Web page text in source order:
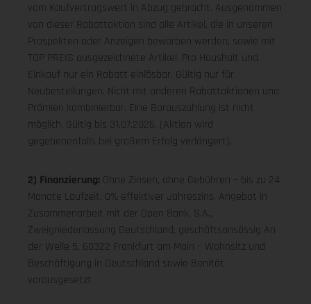
vom Kaufvertragswert in Abzug gebracht. Ausgenommen
von dieser Rabattaktion sind alle Artikel, die in unseren
Prospekten oder Anzeigen beworben werden, sowie mit
TOP PREIS ausgezeichnete Artikel. Pro Haushalt und
Einkauf nur ein Rabatt einlösbar. Gültig nur für
Neubestellungen. Nicht mit anderen Rabattaktionen und
Prämien kombinierbar. Eine Barauszahlung ist nicht
möglich. Gültig bis 31.07.2026. (Aktion wird
gegebenenfalls bei großem Erfolg verlängert).
2) Finanzierung: Ohne Zinsen, ohne Gebühren – bis zu 24
Monate Laufzeit, 0% effektiver Jahreszins. Angebot in
Zusammenarbeit mit der Open Bank, S.A.,
Zweigniederlassung Deutschland, geschäftsansässig An
der Welle 5, 60322 Frankfurt am Main – Wohnsitz und
Beschäftigung in Deutschland sowie Bonität
vorausgesetzt